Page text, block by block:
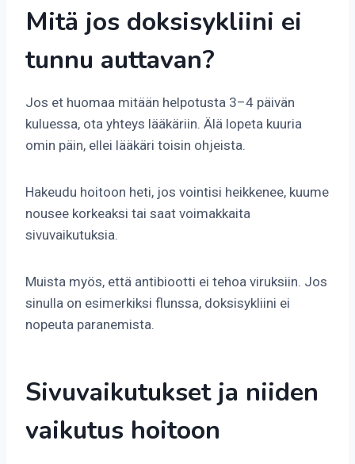
Mitä jos doksisykliini ei
tunnu auttavan?
Jos et huomaa mitään helpotusta 3–4 päivän
kuluessa, ota yhteys lääkäriin. Älä lopeta kuuria
omin päin, ellei lääkäri toisin ohjeista.
Hakeudu hoitoon heti, jos vointisi heikkenee, kuume
nousee korkeaksi tai saat voimakkaita
sivuvaikutuksia.
Muista myös, että antibiootti ei tehoa viruksiin. Jos
sinulla on esimerkiksi flunssa, doksisykliini ei
nopeuta paranemista.
Sivuvaikutukset ja niiden
vaikutus hoitoon